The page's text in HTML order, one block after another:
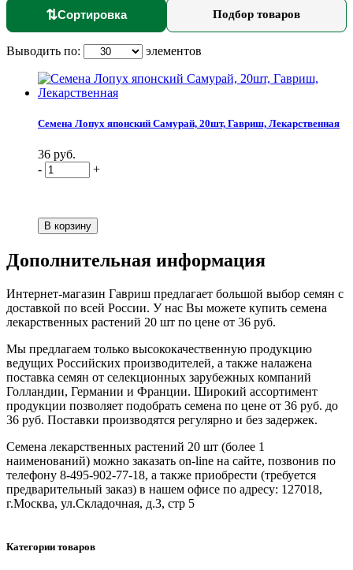
⇅Сортировка Подбор товаров
Выводить по: элементов
Семена Лопух японский Самурай, 20шт, Гавриш, Лекарственная
36 руб.
-
+
Дополнительная информация
Интернет-магазин Гавриш предлагает большой выбор семян с
доставкой по всей России. У нас Вы можете купить семена
лекарственных растений 20 шт по цене от 36 руб.
Мы предлагаем только высококачественную продукцию
ведущих Российских производителей, а также налажена
поставка семян от селекционных зарубежных компаний
Голландии, Германии и Франции. Широкий ассортимент
продукции позволяет подобрать семена по цене от 36 руб. до
36 руб. Поставки производятся регулярно и без задержек.
Семена лекарственных растений 20 шт (более 1
наименований) можно заказать on-line на сайте, позвонив по
телефону 8-495-902-77-18, а также приобрести (требуется
предварительный заказ) в нашем офисе по адресу: 127018,
г.Москва, ул.Складочная, д.3, стр 5
Категории товаров